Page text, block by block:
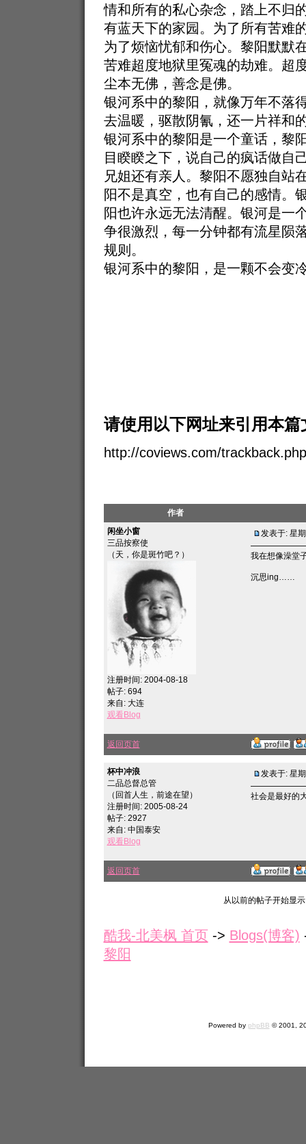
情和所有的私心杂念，踏上不归
有蓝天下的家园。为了所有苦难
为了烦恼忧郁和伤心。黎阳默默
苦难超度地狱里冤魂的劫难。超
尘本无佛，善念是佛。
银河系中的黎阳，就像万年不落
去温暖，驱散阴氰，还一片祥和
银河系中的黎阳是一个童话，黎
目睽睽之下，说自己的疯话做自
兄姐还有亲人。黎阳不愿独自站
阳不是真空，也有自己的感情。
阳也许永远无法清醒。银河是一
争很激烈，每一分钟都有流星陨
规则。
银河系中的黎阳，是一颗不会变
请使用以下网址来引用本篇
http://coviews.com/
作者
闲坐小窗
三品按察使
（天，你是斑竹吧？）
注册时间: 2004-08-18
帖子: 694
来自: 大连
观看Blog
发表于: 星
我在想像澡堂
沉思ing……
返回页首
杯中冲浪
二品总督总管
（回首人生，前途在望）
注册时间: 2005-08-24
帖子: 2927
来自: 中国泰安
观看Blog
发表于: 星
社会是最好的
返回页首
从以前的帖子开始显
酷我-北美枫 首页-> Blogs(博客)
黎阳
Powered by phpBB © 2001,